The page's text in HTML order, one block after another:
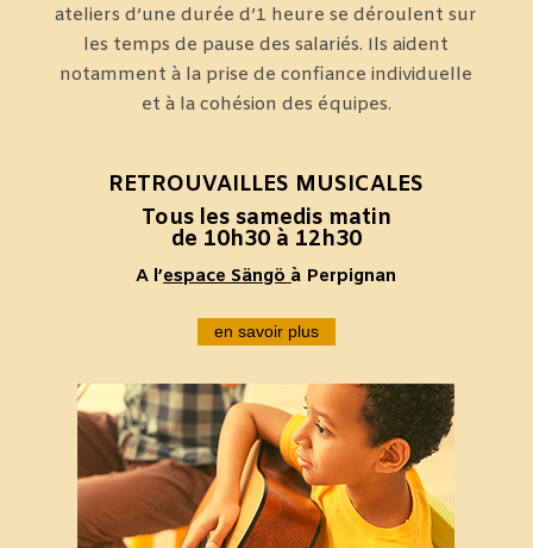
ateliers d’une durée d’1 heure se déroulent sur
les temps de pause des salariés. Ils aident
notamment à la prise de confiance individuelle
et à la cohésion des équipes.
RETROUVAILLES MUSICALES
Tous les samedis matin
de 10h30 à 12h30
A l’espace Sängö à Perpignan
en savoir plus